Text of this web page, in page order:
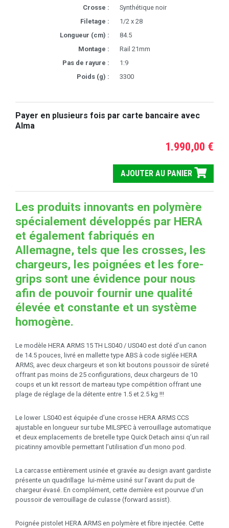
Crosse :
Synthétique noir
Filetage :
1/2 x 28
Longueur (cm) :
84.5
Montage :
Rail 21mm
Pas de rayure :
1:9
Poids (g) :
3300
Payer en plusieurs fois par carte bancaire avec
Alma
1.990,00 €
AJOUTER AU PANIER
Les produits innovants en polymère
spécialement développés par HERA
et également fabriqués en
Allemagne, tels que les crosses, les
chargeurs, les poignées et les fore-
grips sont une évidence pour nous
afin de pouvoir fournir une qualité
élevée et constante et un système
homogène.
Le modèle HERA ARMS 15 TH LS040 / US040 est doté d’un canon
de 14.5 pouces, livré en mallette type ABS à code siglée HERA
ARMS, avec deux chargeurs et son kit boutons poussoir de sûreté
offrant pas moins de 25 configurations, deux chargeurs de 10
coups et un kit ressort de marteau type compétition offrant une
plage de réglage de la détente entre 1.5 et 2.5 kg !!!
Le lower LS040 est équipée d’une crosse HERA ARMS CCS
ajustable en longueur sur tube MILSPEC à verrouillage automatique
et deux emplacements de bretelle type Quick Detach ainsi q’un rail
picatinny amovible permettant l’utilisation d’un mono pod.
La carcasse entièrement usinée et gravée au design avant gardiste
présente un quadrillage lui-même usiné sur l’avant du puit de
chargeur évasé. En complément, cette dernière est pourvue d’un
poussoir de verrouillage de culasse (forward assist).
Poignée pistolet HERA ARMS en polymère et fibre injectée. Cette